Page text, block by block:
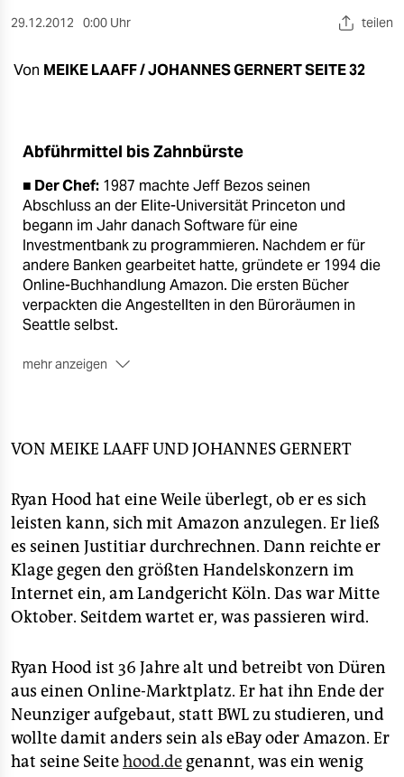
veranstaltungen
shop
fragen & hilfe
unterstützen
29.12.2012 0:00 Uhr teilen
Von MEIKE LAAFF / JOHANNES GERNERT SEITE 32
Abführmittel bis Zahnbürste
■ Der Chef: 1987 machte Jeff Bezos seinen
Abschluss an der Elite-Universität Princeton und
begann im Jahr danach Software für eine
Investmentbank zu programmieren. Nachdem er für
andere Banken gearbeitet hatte, gründete er 1994 die
Online-Buchhandlung Amazon. Die ersten Bücher
verpackten die Angestellten in den Büroräumen in
Seattle selbst.
mehr anzeigen
Noch stärker als Google oder Facebook setzt das
in seinen Serverfarmen vermietet. Amazon ist
außerdem ein Marktplatz wie eBay.
■ Der Kläger:Der Dürener Online-Unternehmer Ryan
Hood, der selbst einen Marktplatz namenshood.de
betreibt, hat den Konzern verklagt, weil Amazon
Händlern strenge Preisvorgaben macht. Auch das
VON MEIKE LAAFFUNDJOHANNES GERNERT
Ryan Hood hat eine Weile überlegt, ob er es sich
leisten kann, sich mit Amazon anzulegen. Er ließ
es seinen Justitiar durchrechnen. Dann reichte er
Klage gegen den größten Handelskonzern im
Internet ein, am Landgericht Köln. Das war Mitte
Oktober. Seitdem wartet er, was passieren wird.
Ryan Hood ist 36 Jahre alt und betreibt von Düren
aus einen Online-Marktplatz. Er hat ihn Ende der
Neunziger aufgebaut, statt BWL zu studieren, und
wollte damit anders sein als eBay oder Amazon. Er
hat seine Seitehood.de genannt, was ein wenig